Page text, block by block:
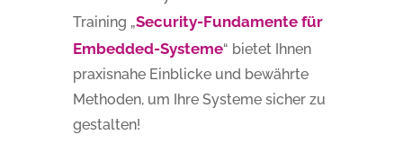
Training „Security-Fundamente für
Embedded-Systeme“ bietet Ihnen
praxisnahe Einblicke und bewährte
Methoden, um Ihre Systeme sicher zu
gestalten!